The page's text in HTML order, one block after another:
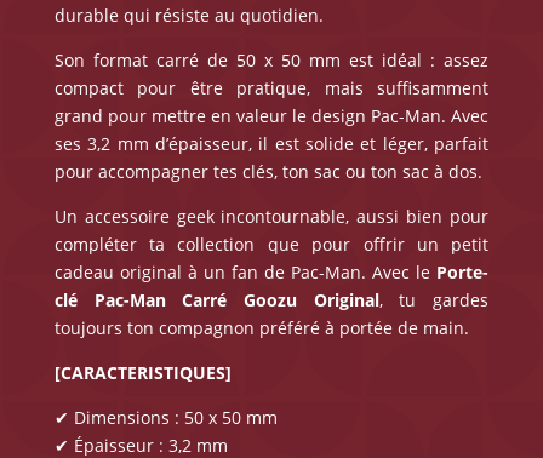
durable qui résiste au quotidien.
Son format carré de 50 x 50 mm est idéal : assez
compact pour être pratique, mais suffisamment
grand pour mettre en valeur le design Pac-Man. Avec
ses 3,2 mm d’épaisseur, il est solide et léger, parfait
pour accompagner tes clés, ton sac ou ton sac à dos.
Un accessoire geek incontournable, aussi bien pour
compléter ta collection que pour offrir un petit
cadeau original à un fan de Pac-Man. Avec le Porte-
clé Pac-Man Carré Goozu Original, tu gardes
toujours ton compagnon préféré à portée de main.
[CARACTERISTIQUES]
✔ Dimensions : 50 x 50 mm
✔ Épaisseur : 3,2 mm